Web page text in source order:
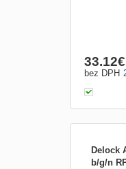
bez DPH
33.12€
Delock
b/g/n